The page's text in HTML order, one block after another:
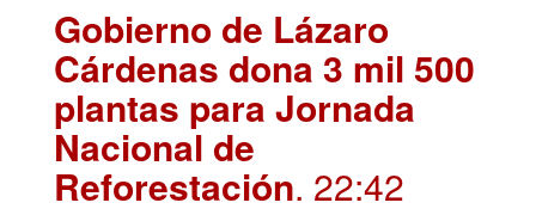
Gobierno de Lázaro
Cárdenas dona 3 mil 500
plantas para Jornada
Nacional de
Reforestación. 22:42